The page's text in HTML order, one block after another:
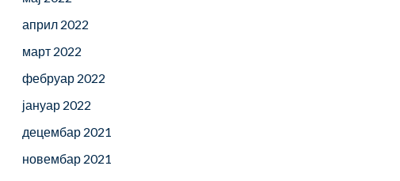
април 2022
март 2022
фебруар 2022
јануар 2022
децембар 2021
новембар 2021